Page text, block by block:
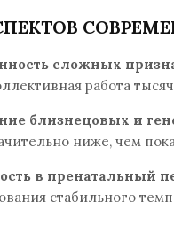
сложных
работа
близнецовых и
ниже, чем
в пренатальный
стабильного